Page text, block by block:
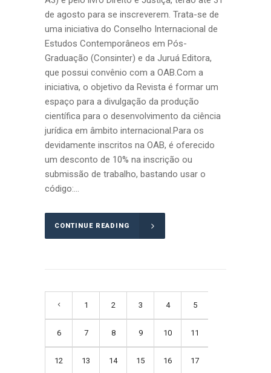
de agosto para se inscreverem. Trata-se de
uma iniciativa do Conselho Internacional de
Estudos Contemporâneos em Pós-
Graduação (Consinter) e da Juruá Editora,
que possui convênio com a OAB.Com a
iniciativa, o objetivo da Revista é formar um
espaço para a divulgação da produção
científica para o desenvolvimento da ciência
jurídica em âmbito internacional.Para os
devidamente inscritos na OAB, é oferecido
um desconto de 10% na inscrição ou
submissão de trabalho, bastando usar o
código:...
CONTINUE READING
1 2 3 4 5
6 7 8 9 10 11
12 13 14 15 16 17